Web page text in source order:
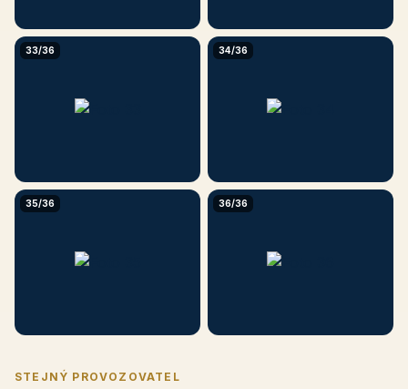
33/36 34/36
35/36 36/36
STEJNÝ PROVOZOVATEL